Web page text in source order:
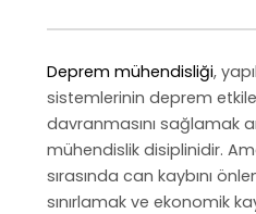
Deprem mühendisliği,
sistemlerinin deprem
davranmasını sağlamak
mühendislik disiplinidir.
sırasında can kaybını
sınırlamak ve ekonomik